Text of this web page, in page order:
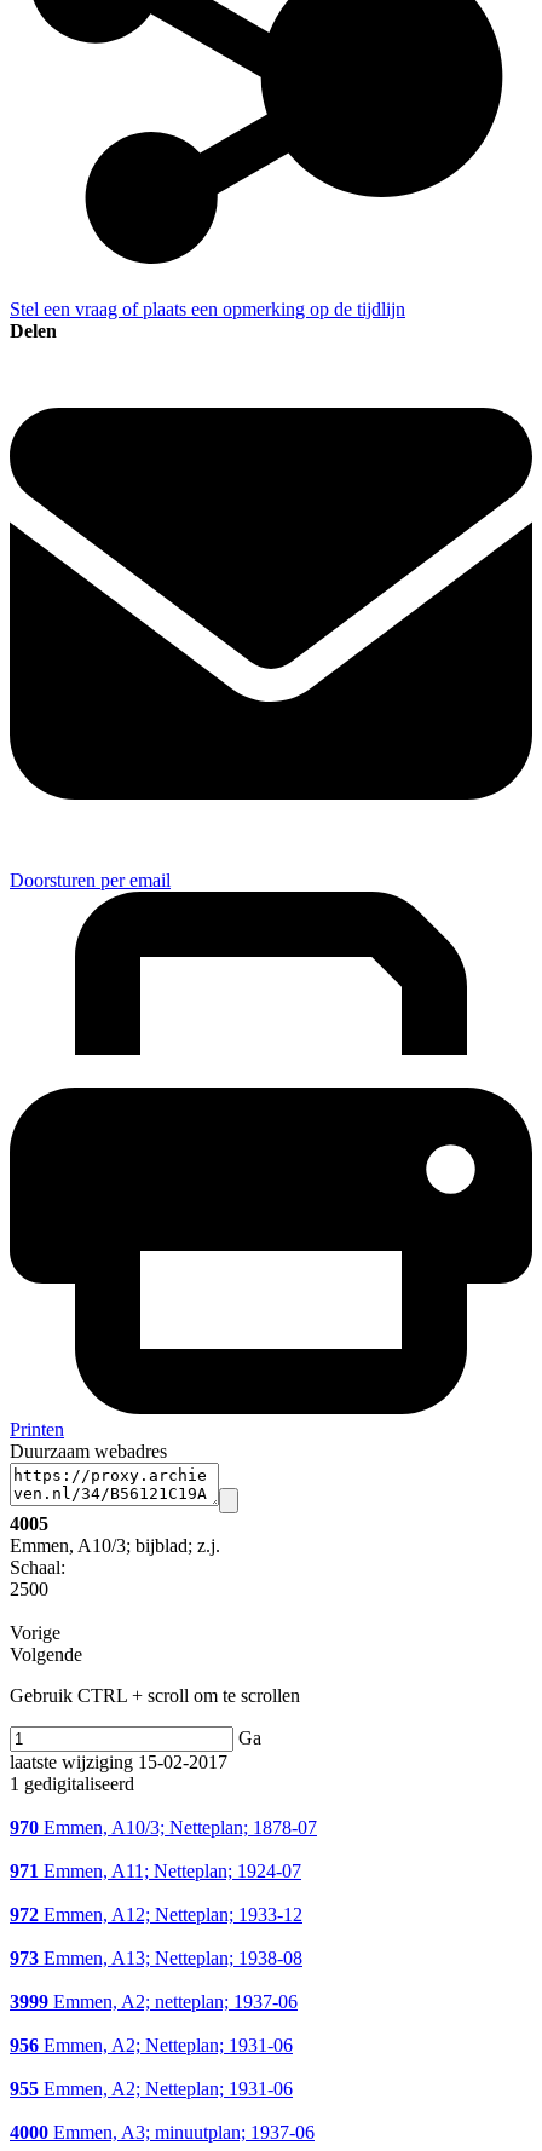
Stel een vraag of plaats een opmerking op de tijdlijn
Delen
Doorsturen per email
Printen
Duurzaam webadres
4005
Emmen, A10/3; bijblad; z.j.
Schaal:
2500
Vorige
Volgende
Gebruik CTRL + scroll om te scrollen
Ga
laatste wijziging 15-02-2017
1 gedigitaliseerd
970 Emmen, A10/3; Netteplan; 1878-07
971 Emmen, A11; Netteplan; 1924-07
972 Emmen, A12; Netteplan; 1933-12
973 Emmen, A13; Netteplan; 1938-08
3999 Emmen, A2; netteplan; 1937-06
956 Emmen, A2; Netteplan; 1931-06
955 Emmen, A2; Netteplan; 1931-06
4000 Emmen, A3; minuutplan; 1937-06